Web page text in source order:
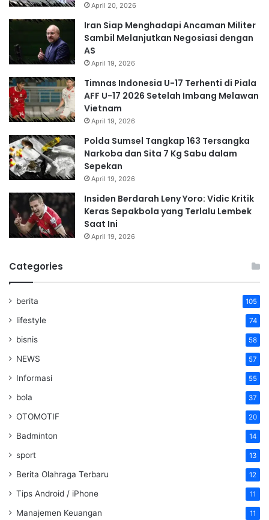
April 20, 2026
Iran Siap Menghadapi Ancaman Militer
Sambil Melanjutkan Negosiasi dengan
AS
April 19, 2026
Timnas Indonesia U-17 Terhenti di Piala
AFF U-17 2026 Setelah Imbang Melawan
Vietnam
April 19, 2026
Polda Sumsel Tangkap 163 Tersangka
Narkoba dan Sita 7 Kg Sabu dalam
Sepekan
April 19, 2026
Insiden Berdarah Leny Yoro: Vidic Kritik
Keras Sepakbola yang Terlalu Lembek
Saat Ini
April 19, 2026
Categories
berita 105
lifestyle 74
bisnis 58
NEWS 57
Informasi 55
bola 37
OTOMOTIF 20
Badminton 14
sport 13
Berita Olahraga Terbaru 12
Tips Android / iPhone 11
Manajemen Keuangan 11